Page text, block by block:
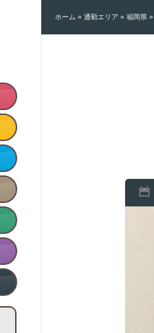
ホーム » 通勤エリア » 福岡県 »